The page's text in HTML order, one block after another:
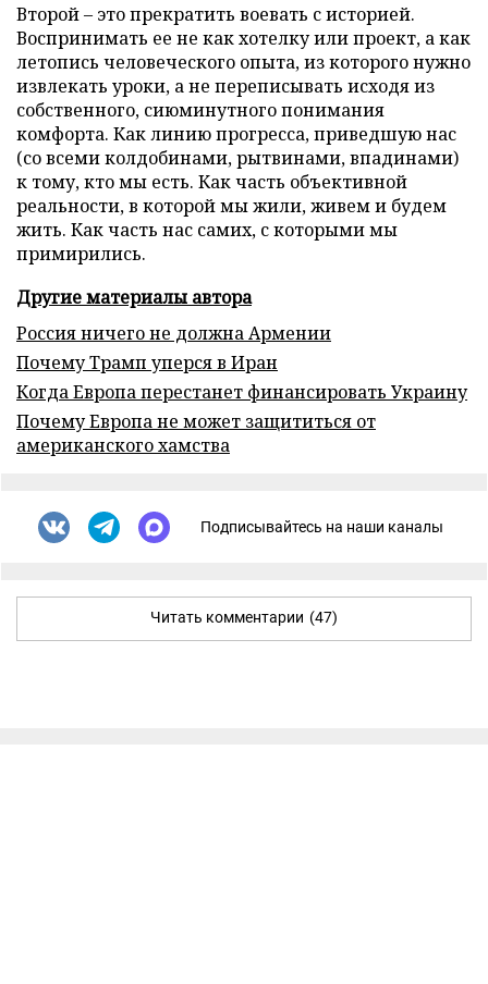
Второй – это прекратить воевать с историей.
Воспринимать ее не как хотелку или проект, а как
летопись человеческого опыта, из которого нужно
извлекать уроки, а не переписывать исходя из
собственного, сиюминутного понимания
комфорта. Как линию прогресса, приведшую нас
(со всеми колдобинами, рытвинами, впадинами)
к тому, кто мы есть. Как часть объективной
реальности, в которой мы жили, живем и будем
жить. Как часть нас самих, с которыми мы
примирились.
Другие материалы автора
Россия ничего не должна Армении
Почему Трамп уперся в Иран
Когда Европа перестанет финансировать Украину
Почему Европа не может защититься от
американского хамства
Подписывайтесь на наши каналы
Читать комментарии (47)